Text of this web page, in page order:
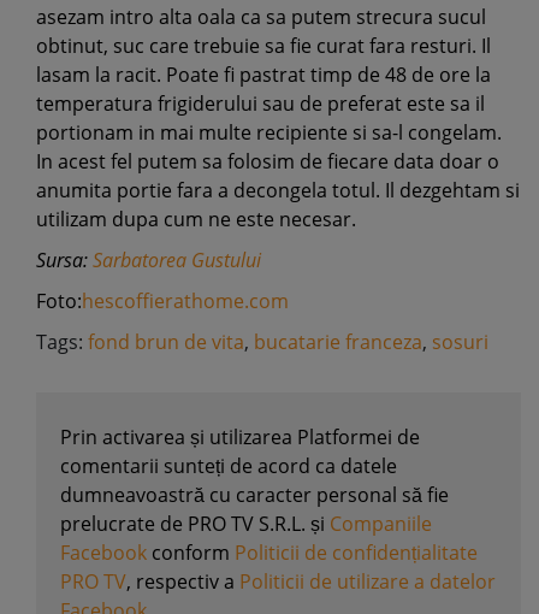
asezam intro alta oala ca sa putem strecura sucul
obtinut, suc care trebuie sa fie curat fara resturi. Il
lasam la racit. Poate fi pastrat timp de 48 de ore la
temperatura frigiderului sau de preferat este sa il
portionam in mai multe recipiente si sa-l congelam.
In acest fel putem sa folosim de fiecare data doar o
anumita portie fara a decongela totul. Il dezgehtam si
utilizam dupa cum ne este necesar.
Sursa:Sarbatorea Gustului
Foto:hescoffierathome.com
Tags: fond brun de vita, bucatarie franceza, sosuri
Prin activarea și utilizarea Platformei de
comentarii sunteți de acord ca datele
dumneavoastră cu caracter personal să fie
prelucrate de PRO TV S.R.L. și Companiile
Facebook conform Politicii de confidențialitate
PRO TV, respectiv a Politicii de utilizare a datelor